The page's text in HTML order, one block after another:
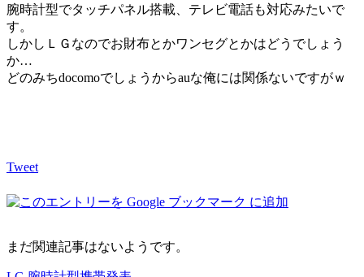
腕時計型でタッチパネル搭載、テレビ電話も対応みたいで
す。
しかしＬＧなのでお財布とかワンセグとかはどうでしょう
か…
どのみちdocomoでしょうからauな俺には関係ないですがｗ
Tweet
まだ関連記事はないようです。